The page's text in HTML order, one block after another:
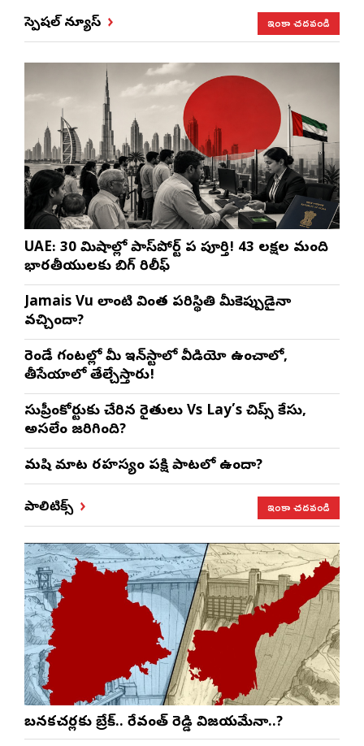
స్పెషల్ న్యూస్ ఇంకా చదవండి
UAE: 30 నిమిషాల్లో పాస్‌పోర్ట్ పని పూర్తి! 43 లక్షల మంది
భారతీయులకు బిగ్ రిలీఫ్
Jamais Vu లాంటి వింత పరిస్థితి మీకెప్పుడైనా
వచ్చిందా?
రెండే గంటల్లో మీ ఇన్‌స్టాలో వీడియో ఉంచాలో,
తీసేయాలో తేల్చేస్తారు!
సుప్రీంకోర్టుకు చేరిన రైతులు Vs Lay’s చిప్స్‌ కేసు,
అసలేం జరిగింది?
మనిషి మాట రహస్యం పక్షి పాటలో ఉందా?
పాలిటిక్స్ ఇంకా చదవండి
బనకచర్లకు బ్రేక్.. రేవంత్ రెడ్డి విజయమేనా..?